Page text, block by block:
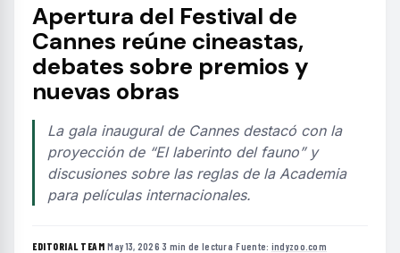
Apertura del Festival de
Cannes reúne cineastas,
debates sobre premios y
nuevas obras
La gala inaugural de Cannes destacó con la
proyección de “El laberinto del fauno” y
discusiones sobre las reglas de la Academia
para películas internacionales.
EDITORIAL TEAM·May 13, 2026·3 min de lectura·Fuente: indyzoo.com